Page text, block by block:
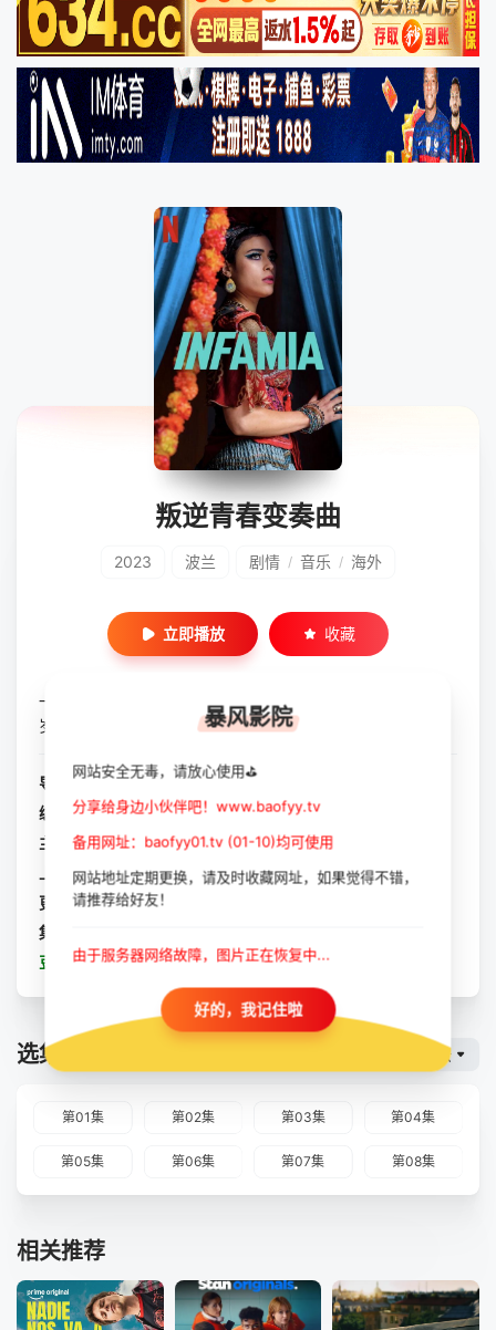
叛逆青春变奏曲
2023 波兰 剧情 / 音乐 / 海外
立即播放 收藏
一边是自己的罗姆人血统，一边是来自朋友的压力，这名 17
岁少女不顾父母的严格规训，立志成为一名嘻哈音乐人。
导演： 暂无
编剧： 暂无
主演： 暂无
上映： 2023-09-06
更新： 2023-10-11
集数：
豆瓣： 叛逆青春变奏曲
选集播放 暴风云
第01集 第02集 第03集 第04集
第05集 第06集 第07集 第08集
相关推荐
暴风影院
网站安全无毒，请放心使用⛳
分享给身边小伙伴吧！www.baofyy.tv
备用网址：baofyy01.tv (01-10)均可使用
网站地址定期更换，请及时收藏网址，如果觉得不错，
请推荐给好友！
由于服务器网络故障，图片正在恢复中...
好的，我记住啦